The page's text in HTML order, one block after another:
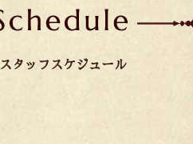
スタッフスケジュール